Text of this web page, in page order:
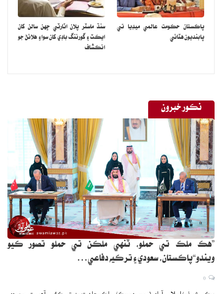
پاڪستان حڪومت عالمي ميڊيا تي
پابنديون هٽائي
سنڌ ماسٽر پلان اٿارٽي ڇهن سالن کان
ايڪٽ ۽ گورننگ باڊي کان سواءِ هلائڻ جو
انڪشاف
نڪور خبرون
”هڪ ملڪ تي حملو، ٽنهي ملڪن تي حملو تصور ڪيو
ويندو“پاڪستان، سعودي ۽ ترڪيه دفاعي…
مڪو شريف/اسلام آباد (ويب ڊيسڪ) پاڪستان تصديق ڪئي آهي ته سعودي